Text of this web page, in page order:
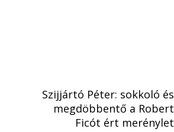
Szijjártó Péter: sokkoló és
megdöbbentő a Robert
Ficót ért merénylet